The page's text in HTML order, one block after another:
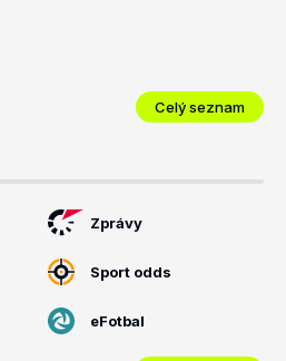
Celý seznam
Zprávy
Sport odds
eFotbal